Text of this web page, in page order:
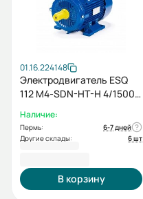
01.16.224148
Электродвигатель ESQ
112 M4-SDN-HT-H 4/1500
Наличие:
Пермь:
6-7 дней
Другие склады:
6 шт
В корзину